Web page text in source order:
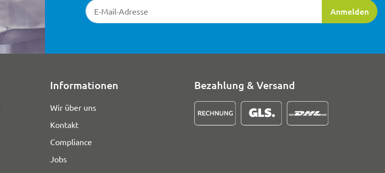
Newsletter-Registrierung
Anmelden
Informationen
Wir über uns
Kontakt
Compliance
Jobs
Bezahlung & Versand